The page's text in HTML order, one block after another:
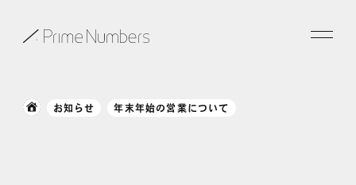
お知らせ 年末年始の営業について